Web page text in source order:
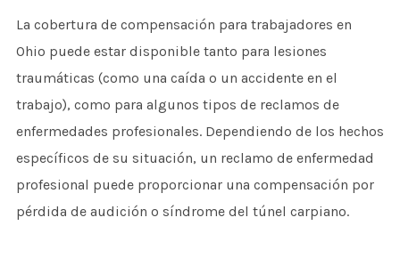
La cobertura de compensación para trabajadores en
Ohio puede estar disponible tanto para lesiones
traumáticas (como una caída o un accidente en el
trabajo), como para algunos tipos de reclamos de
enfermedades profesionales. Dependiendo de los hechos
específicos de su situación, un reclamo de enfermedad
profesional puede proporcionar una compensación por
pérdida de audición o síndrome del túnel carpiano.